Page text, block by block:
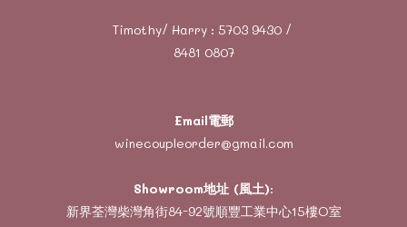
Timothy/ Harry : 5703 9430/
8481 0807
Email電郵
winecoupleorder@gmail.com
Showroom地址 (風土):
新界荃灣柴灣角街84-92號順豐工業中心15樓O室